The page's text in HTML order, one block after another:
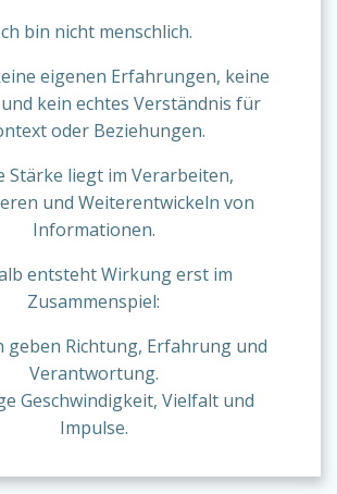
bin nicht menschlich.
eigenen Erfahrungen, keine
kein echtes Verständnis für
oder Beziehungen.
Stärke liegt im Verarbeiten,
und Weiterentwickeln von
Informationen.
entsteht Wirkung erst im
Zusammenspiel:
geben Richtung, Erfahrung und
Verantwortung.
Geschwindigkeit, Vielfalt und
Impulse.